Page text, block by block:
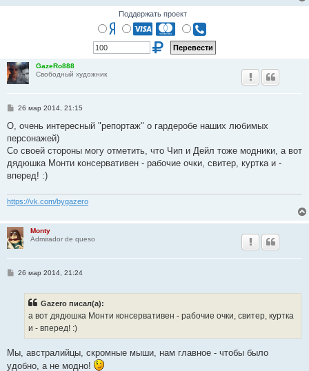
Поддержать проект
GazeRo888
Свободный художник
С
б
щ
е
и
е
26 мар 2014, 21:15
О, очень интересный "репортаж" о гардеробе наших любимых
персонажей)
Со своей стороны могу отметить, что Чип и Дейл тоже модники, а вот
дядюшка Монти консервативен - рабочие очки, свитер, куртка и -
вперед! :)
https://vk.com/bygazero
Monty
Admirador de queso
С26 мар 2014, 21:24
Gazero писал(а):
а вот дядюшка Монти консервативен - рабочие очки, свитер, куртка
и - вперед! :)
Мы, австралийцы, скромные мыши, нам главное - чтобы было
удобно, а не модно!